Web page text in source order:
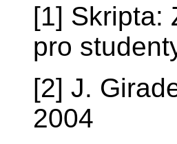
[1] Skripta:
pro
[2] J.
2004